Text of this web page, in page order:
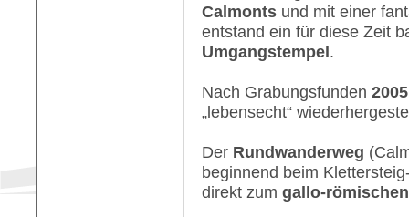
Calmonts und mit einer
entstand ein für diese Zeit
Umgangstempel .
Nach Grabungsfunden 2005
„lebensecht“
Der Rundwanderweg
beginnend beim
direkt zum gallo-römischen